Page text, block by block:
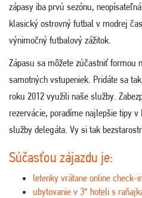
zápasy iba prvú sezónu,
klasický ostrovný futbal v modrej
výnimočný futbalový zážitok.
Zápasu sa môžete zúčastniť formou
samotných vstupeniek. Pridáte sa
roku 2012 využili naše služby.
rezervácie, poradíme najlepšie tipy
služby delegáta. Vy si tak
Súčasťou zájazdu je:
letenky vrátane online check-
ubytovanie v 3* hoteli s